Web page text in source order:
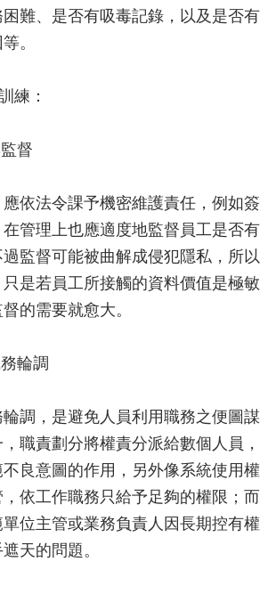
難、是否有吸毒記錄，以及是否有
。
練：
督
依法令課予機密維護責任，例如簽
管理上也應適度地監督員工是否有
監督可能被曲解成侵犯隱私，所以
是若員工所接觸的資料價值是極敏
的需要就愈大。
輪調
調，是避免人員利用職務之便圖謀
職責劃分將權責分派給數個人員，
良意圖的作用，另外像系統使用權
依工作職務只給予足夠的權限；而
位主管或業務負責人因長期控有權
天的問題。